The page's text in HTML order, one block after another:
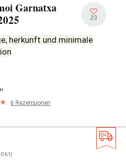
Garnatxa
23
herkunft und minimale
6 Rezensionen
€/l)